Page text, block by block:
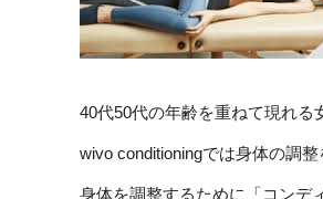
40代50代の年齢を重ねて現れる
wivo conditioningでは身体の調
身体を調整するために「コンデ